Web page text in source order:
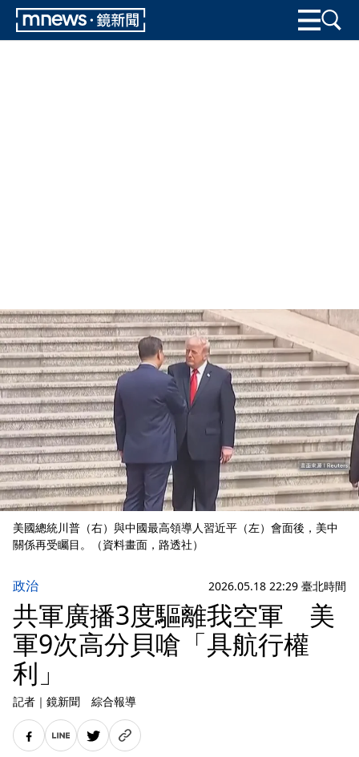
美國總統川普（右）與中國最高領導人習近平（左）會面後，美中
關係再受矚目。（資料畫面，路透社）
政治 2026.05.18 22:29 臺北時間
共軍廣播3度驅離我空軍 美
軍9次高分貝嗆「具航行權
利」
記者 ｜ 鏡新聞 綜合報導